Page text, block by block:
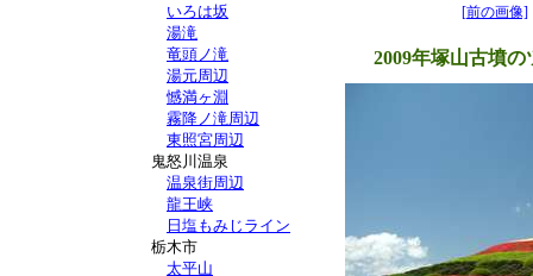
いろは坂
湯滝
竜頭ノ滝
湯元周辺
憾満ヶ淵
霧降ノ滝周辺
東照宮周辺
鬼怒川温泉
温泉街周辺
龍王峡
日塩もみじライン
栃木市
太平山
[前の画像]
2009年塚山古墳